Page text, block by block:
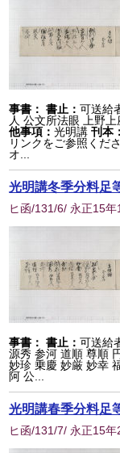
事書： 書止：可送給
人 公文所法眼 上野
他事項：光明講刊本：
リンクをご参照くださ
オ...
光明講冬季分料足
ヒ函/131/6/ 永正15年
事書： 書止：可送給
源秀 参河 道順 尊順
妙珍 乗慶 妙厳 妙幸
阿 公...
光明講春季分料足
ヒ函/131/7/ 永正15年